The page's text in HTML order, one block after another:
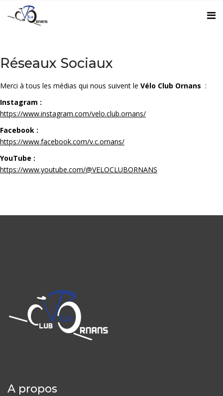
Réseaux Sociaux
Merci à tous les médias qui nous suivent le Vélo Club Ornans :
Instagram :
https://www.instagram.com/velo.club.ornans/
Facebook :
https://www.facebook.com/v.c.ornans/
YouTube :
https://www.youtube.com/@VELOCLUBORNANS
A propos